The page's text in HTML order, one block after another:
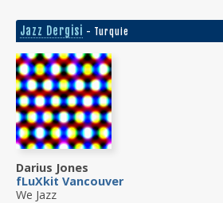
Jazz Dergisi - Turquie
Darius Jones
fLuXkit Vancouver
We Jazz